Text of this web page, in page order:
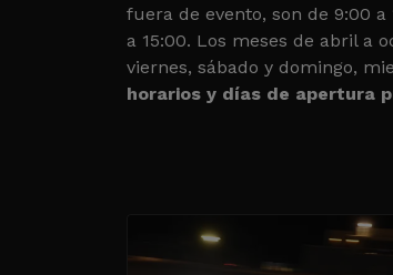
fuera de evento, son de 9:00
a 15:00. Los meses de abril a
viernes, sábado y domingo,
horarios y días de apertura